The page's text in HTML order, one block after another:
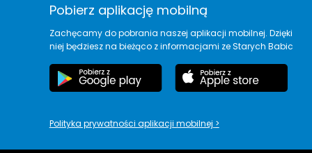
Pobierz aplikację mobilną
Zachęcamy do pobrania naszej aplikacji mobilnej. Dzięki
niej będziesz na bieżąco z informacjami ze Starych Babic
Polityka prywatności aplikacji mobilnej >